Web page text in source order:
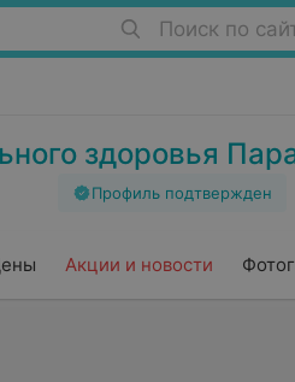
Поиск по
здоровья
Профиль подтвержден
Акции и новости